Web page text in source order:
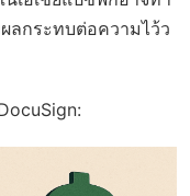
ลกระทบต่อความไว้ว